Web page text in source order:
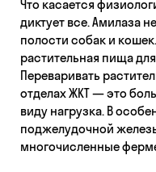
Что касается
диктует все. Амилаза
полости собак и
растительная пища
Переваривать
отделах ЖКТ — это
виду нагрузка. В
поджелудочной
многочисленные